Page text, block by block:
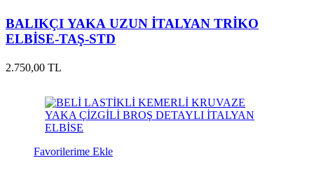
BALIKÇI YAKA UZUN İTALYAN TRİKO
ELBİSE-TAŞ-STD
2.750,00 TL
Favorilerime Ekle